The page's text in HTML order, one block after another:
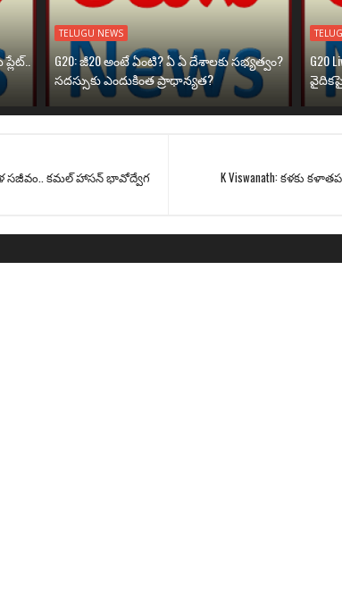
TELUGU NEWS
G20: జీ20 అంటే ఏంటి? ఏ ఏ దేశాలకు సభ్యత్వం?
సదస్సుకు ఎందుకింత ప్రాధాన్యత?
G20
K Viswanath: కళకు
కళ సజీవం.. కమల్ హాసన్ భావోద్వేగ